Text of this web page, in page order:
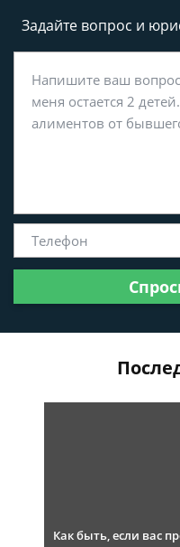
Задайте вопрос и
Как быть, если вас